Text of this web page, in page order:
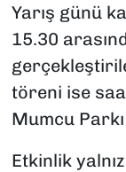
Yarış günü
15.30
töreni ise
Mumcu
Etkinlik